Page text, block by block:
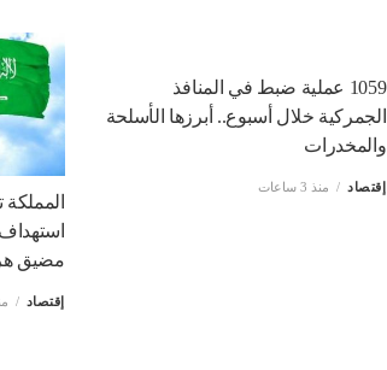
1059 عملية ضبط في المنافذ
الجمركية خلال أسبوع.. أبرزها الأسلحة
والمخدرات
إقتصاد منذ 3 ساعات
استهداف
مضيق
إقتصاد منذ